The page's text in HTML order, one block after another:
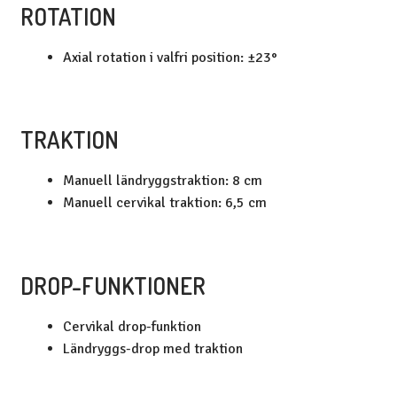
ROTATION
Axial rotation i valfri position: ±23°
TRAKTION
Manuell ländryggstraktion: 8 cm
Manuell cervikal traktion: 6,5 cm
DROP-FUNKTIONER
Cervikal drop-funktion
Ländryggs-drop med traktion